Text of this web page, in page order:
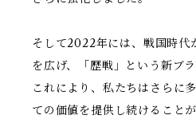
そして2022年には、戦国時代
を広げ、「歴戦」という新ブ
これにより、私たちはさらに
ての価値を提供し続けること